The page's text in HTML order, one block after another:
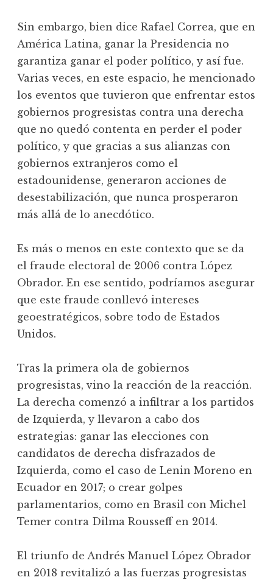
Sin embargo, bien dice Rafael Correa, que en
América Latina, ganar la Presidencia no
garantiza ganar el poder político, y así fue.
Varias veces, en este espacio, he mencionado
los eventos que tuvieron que enfrentar estos
gobiernos progresistas contra una derecha
que no quedó contenta en perder el poder
político, y que gracias a sus alianzas con
gobiernos extranjeros como el
estadounidense, generaron acciones de
desestabilización, que nunca prosperaron
más allá de lo anecdótico.
Es más o menos en este contexto que se da
el fraude electoral de 2006 contra López
Obrador. En ese sentido, podríamos asegurar
que este fraude conllevó intereses
geoestratégicos, sobre todo de Estados
Unidos.
Tras la primera ola de gobiernos
progresistas, vino la reacción de la reacción.
La derecha comenzó a infiltrar a los partidos
de Izquierda, y llevaron a cabo dos
estrategias: ganar las elecciones con
candidatos de derecha disfrazados de
Izquierda, como el caso de Lenin Moreno en
Ecuador en 2017; o crear golpes
parlamentarios, como en Brasil con Michel
Temer contra Dilma Rousseff en 2014.
El triunfo de Andrés Manuel López Obrador
en 2018 revitalizó a las fuerzas progresistas